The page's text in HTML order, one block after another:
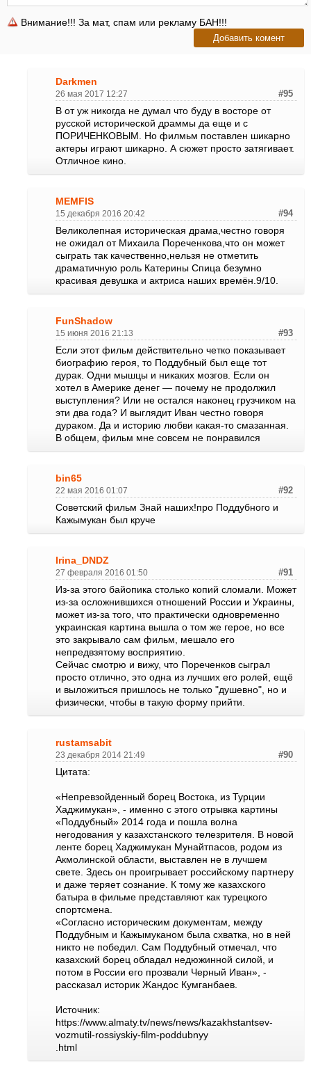
Внимание!!! За мат, спам или рекламу БАН!!!
Darkmen
26 мая 2017 12:27 #95
В от уж никогда не думал что буду в восторе от
русской исторической драммы да еще и с
ПОРИЧЕНКОВЫМ. Но филмьм поставлен шикарно
актеры играют шикарно. А сюжет просто затягивает.
Отличное кино.
MEMFIS
15 декабря 2016 20:42 #94
Великолепная историческая драма,честно говоря
не ожидал от Михаила Пореченкова,что он может
сыграть так качественно,нельзя не отметить
драматичную роль Катерины Спица безумно
красивая девушка и актриса наших времён.9/10.
FunShadow
15 июня 2016 21:13 #93
Если этот фильм действительно четко показывает
биографию героя, то Поддубный был еще тот
дурак. Одни мышцы и никаких мозгов. Если он
хотел в Америке денег — почему не продолжил
выступления? Или не остался наконец грузчиком на
эти два года? И выглядит Иван честно говоря
дураком. Да и историю любви какая-то смазанная.
В общем, фильм мне совсем не понравился
bin65
22 мая 2016 01:07 #92
Советский фильм Знай наших!про Поддубного и
Кажымукан был круче
Irina_DNDZ
27 февраля 2016 01:50 #91
Из-за этого байопика столько копий сломали. Может
из-за осложнившихся отношений России и Украины,
может из-за того, что практически одновременно
украинская картина вышла о том же герое, но все
это закрывало сам фильм, мешало его
непредвзятому восприятию.
Сейчас смотрю и вижу, что Пореченков сыграл
просто отлично, это одна из лучших его ролей, ещё
и выложиться пришлось не только "душевно", но и
физически, чтобы в такую форму прийти.
rustamsabit
23 декабря 2014 21:49 #90
Цитата:
«Непревзойденный борец Востока, из Турции
Хаджимукан», - именно с этого отрывка картины
«Поддубный» 2014 года и пошла волна
негодования у казахстанского телезрителя. В новой
ленте борец Хаджимукан Мунайтпасов, родом из
Акмолинской области, выставлен не в лучшем
свете. Здесь он проигрывает российскому партнеру
и даже теряет сознание. К тому же казахского
батыра в фильме представляют как турецкого
спортсмена.
«Согласно историческим документам, между
Поддубным и Кажымуканом была схватка, но в ней
никто не победил. Сам Поддубный отмечал, что
казахский борец обладал недюжинной силой, и
потом в России его прозвали Черный Иван», -
рассказал историк Жандос Кумганбаев.
Источник:
https://www.almaty.tv/news/news/kazakhstantsev-
vozmutil-rossiyskiy-film-poddubnyy
.html